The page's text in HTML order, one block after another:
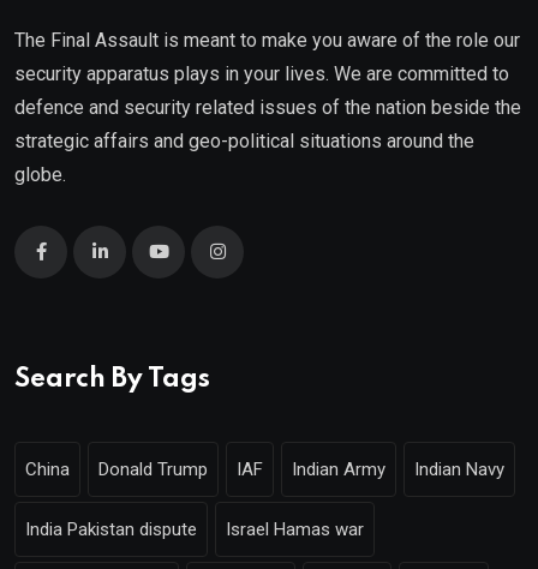
The Final Assault is meant to make you aware of the role our
security apparatus plays in your lives. We are committed to
defence and security related issues of the nation beside the
strategic affairs and geo-political situations around the
globe.
Search By Tags
China Donald Trump IAF Indian Army Indian Navy
India Pakistan dispute Israel Hamas war